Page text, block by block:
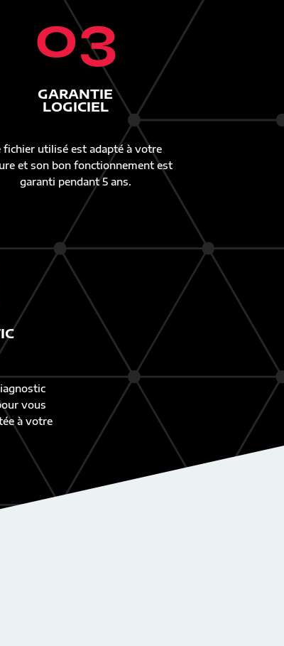
03
GARANTIE
LOGICIEL
fichier utilisé est adapté à votre
et son bon fonctionnement est
garanti pendant 5 ans.
vous
à votre